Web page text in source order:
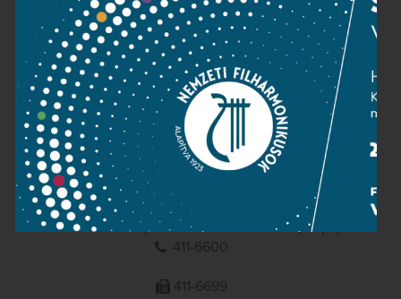
Impresszum
NEMZETI
FILHARMONIKUSOK
1095 Budapest, Komor Marcell u. 1. (Müpa)
411-6600
411-6699